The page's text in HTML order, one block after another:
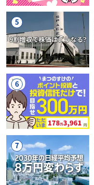
5
6
7